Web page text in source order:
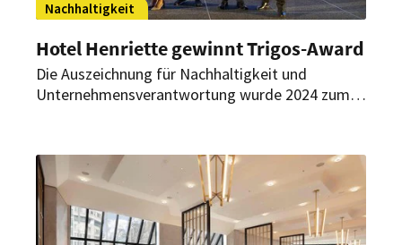
Nachhaltigkeit
Hotel Henriette gewinnt Trigos-Award
Die Auszeichnung für Nachhaltigkeit und
Unternehmensverantwortung wurde 2024 zum
Gemeindebezirk ist Gewinner der Kategorie
„Vorbildliche Projekte“.